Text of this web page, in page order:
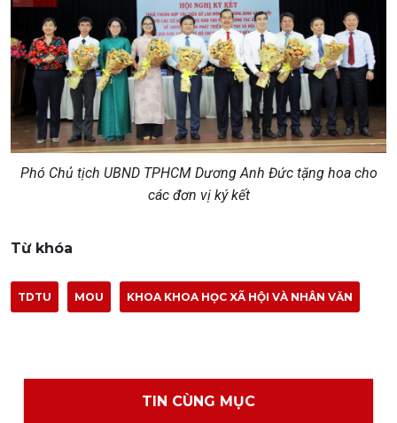
Phó Chủ tịch UBND TPHCM Dương Anh Đức tặng hoa cho
các đơn vị ký kết
Từ khóa
TDTU MOU KHOA KHOA HỌC XÃ HỘI VÀ NHÂN VĂN
TIN CÙNG MỤC